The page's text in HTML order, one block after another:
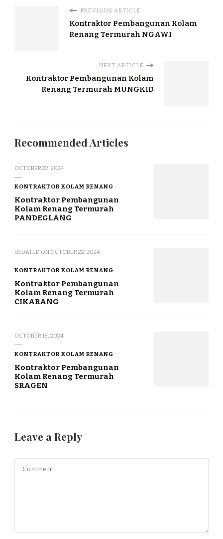
PREVIOUS ARTICLE
Kontraktor Pembangunan Kolam
Renang Termurah NGAWI
NEXT ARTICLE
Kontraktor Pembangunan Kolam
Renang Termurah MUNGKID
Recommended Articles
OCTOBER 22, 2024
KONTRAKTOR KOLAM RENANG
Kontraktor Pembangunan
Kolam Renang Termurah
PANDEGLANG
UPDATED ON OCTOBER 22, 2024
KONTRAKTOR KOLAM RENANG
Kontraktor Pembangunan
Kolam Renang Termurah
CIKARANG
OCTOBER 18, 2024
KONTRAKTOR KOLAM RENANG
Kontraktor Pembangunan
Kolam Renang Termurah
SRAGEN
Leave a Reply